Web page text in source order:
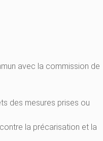
avec la commission de
des mesures prises ou
la précarisation et la